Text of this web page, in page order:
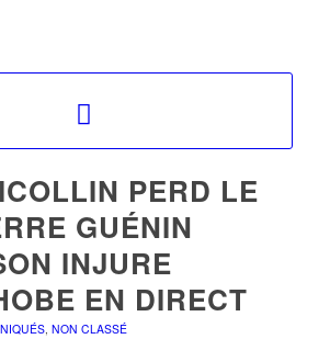
PERD LE
GUÉNIN
INJURE
EN DIRECT
, NON CLASSÉ